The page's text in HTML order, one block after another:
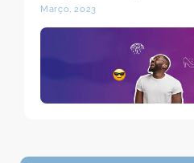
Março, 2023